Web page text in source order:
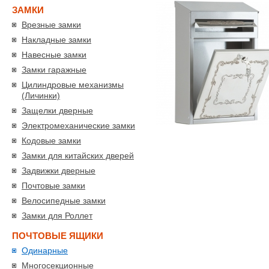
ЗАМКИ
Врезные замки
Накладные замки
Навесные замки
Замки гаражные
Цилиндровые механизмы
(Личинки)
Защелки дверные
Электромеханические замки
Кодовые замки
Замки для китайских дверей
Задвижки дверные
Почтовые замки
Велосипедные замки
Замки для Роллет
ПОЧТОВЫЕ ЯЩИКИ
Одинарные
Многосекционные